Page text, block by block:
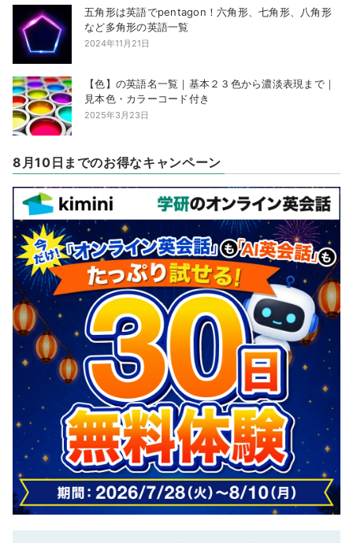
五角形は英語でpentagon！六角形、七角形、八角形
など多角形の英語一覧
2024年11月21日
【色】の英語名一覧｜基本２３色から濃淡表現まで｜
見本色・カラーコード付き
2025年3月23日
8月10日までのお得なキャンペーン